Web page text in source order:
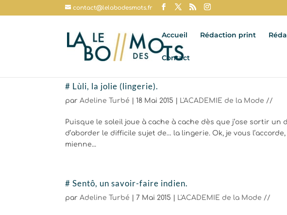
contact@lelabodesmots.fr
Accueil Rédaction print
Contact
# Lùli, la jolie (lingerie).
parAdeline Turbé |18 Mai 2015 L'ACADEMIE de la Mode //
Puisque le soleil joue à cache à cache dès que j’ose sortir un
d’aborder le difficile sujet de… la lingerie. Ok, je vous
mienne...
# Sentô, un savoir-faire indien.
parAdeline Turbé 7 Mai 2015 L'ACADEMIE de la Mode //